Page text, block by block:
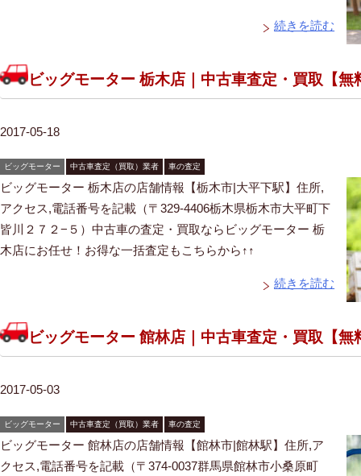
続きを読む
ビッグモーター 栃木店｜中古車査定・買取【無
2017-05-18
ビッグモーター 中古車査定（買取）業者 車の査定
ビッグモーター 栃木店の店舗情報【栃木市|大平下駅】住所,
アクセス,電話番号を記載（〒329-4406栃木県栃木市大平町下
皆川２７２−５）中古車の査定・買取ならビッグモーター 栃
木店にお任せ！お得な一括査定もこちらから↑↑
続きを読む
ビッグモーター 館林店｜中古車査定・買取【無
2017-05-03
ビッグモーター 中古車査定（買取）業者 車の査定
ビッグモーター 館林店の店舗情報【館林市|館林駅】住所,ア
クセス,電話番号を記載（〒374-0037群馬県館林市小桑原町